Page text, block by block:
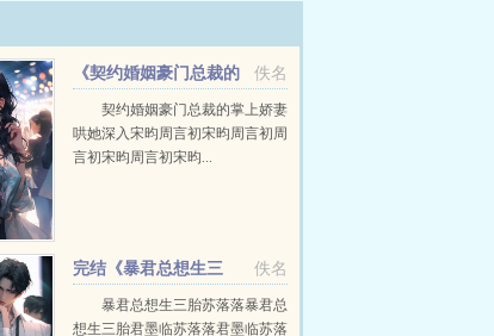
佚名
《契约婚姻豪门总裁的
掌上娇妻》
契约婚姻豪门总裁的掌上娇妻
哄她深入宋昀周言初宋昀周言初周
言初宋昀周言初宋昀...
佚名
完结《暴君总想生三
胎》君墨临苏落落
暴君总想生三胎苏落落暴君总
想生三胎君墨临苏落落君墨临苏落